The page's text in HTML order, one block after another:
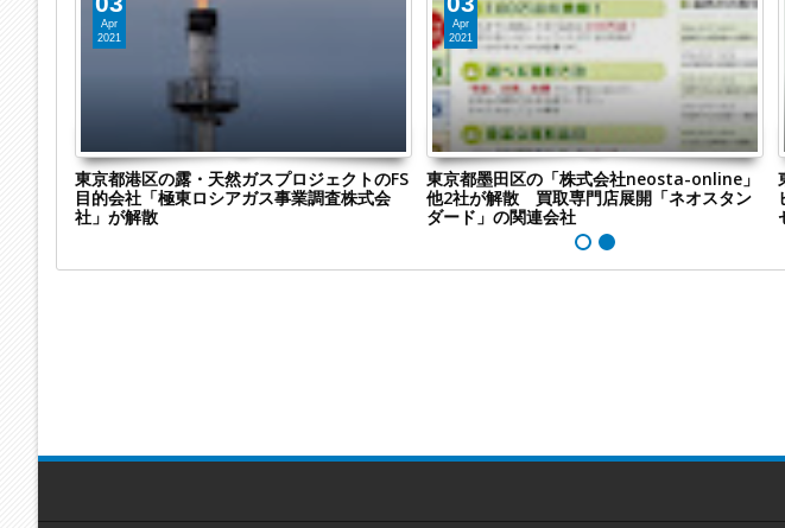
Apr
2021
東京都墨田区の「株式会社neosta-online」
他2社が解散 買取専門店展開「ネオスタン
ダード」の関連会社
Apr
2021
東京都文京区のホテル経営「株式会社セント
ヒルズ」が解散 ビジネスホテル「お茶の水
セントヒルズホテル」を経営